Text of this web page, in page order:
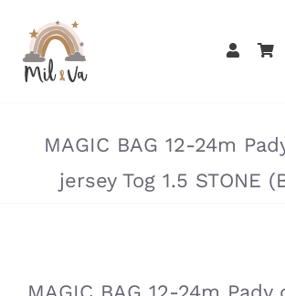
contenu
MAGIC BAG 12-24m
jersey Tog 1.5 STONE